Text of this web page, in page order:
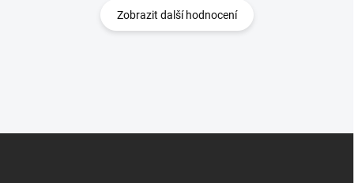
Zobrazit další hodnocení